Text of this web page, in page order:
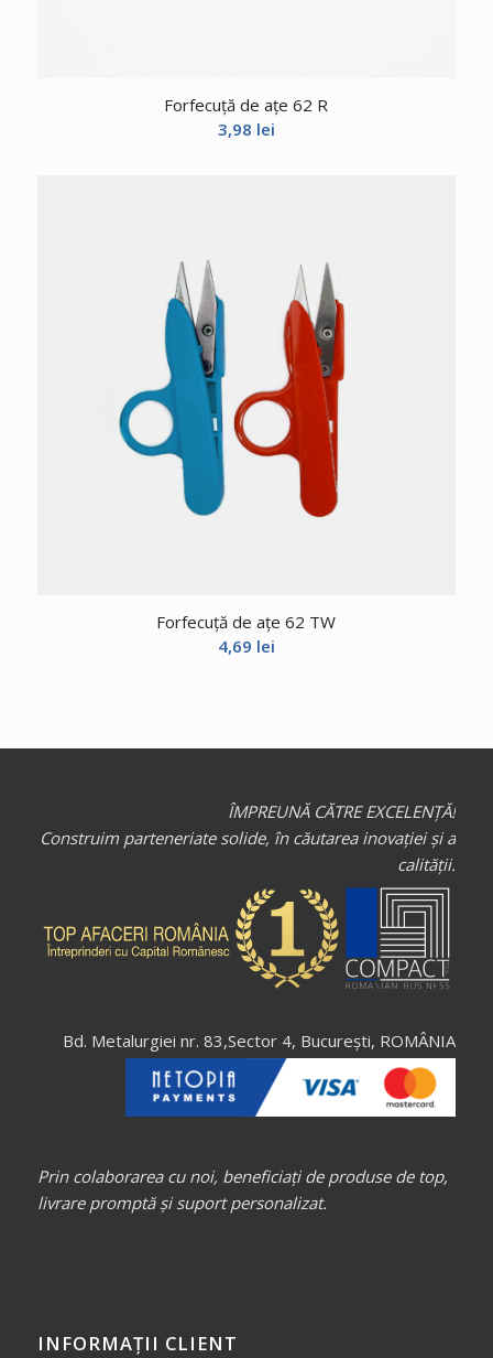
Forfecuță de ațe 62 R
3,98 lei
Forfecuță de ațe 62 TW
4,69 lei
ÎMPREUNĂ CĂTRE EXCELENȚĂ!
Construim parteneriate solide, în căutarea inovației și a
calității.
Bd. Metalurgiei nr. 83,Sector 4, București, ROMÂNIA
Prin colaborarea cu noi, beneficiați de produse de top,
livrare promptă și suport personalizat.
INFORMAȚII CLIENT